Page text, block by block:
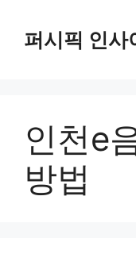
퍼시픽 인사
인천e
방법